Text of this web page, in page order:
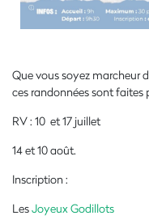
Que vous soyez marcheur
ces randonnées sont faites
RV : 10 et 17 juillet
14 et 10 août.
Inscription :
LesJoyeux Godillots